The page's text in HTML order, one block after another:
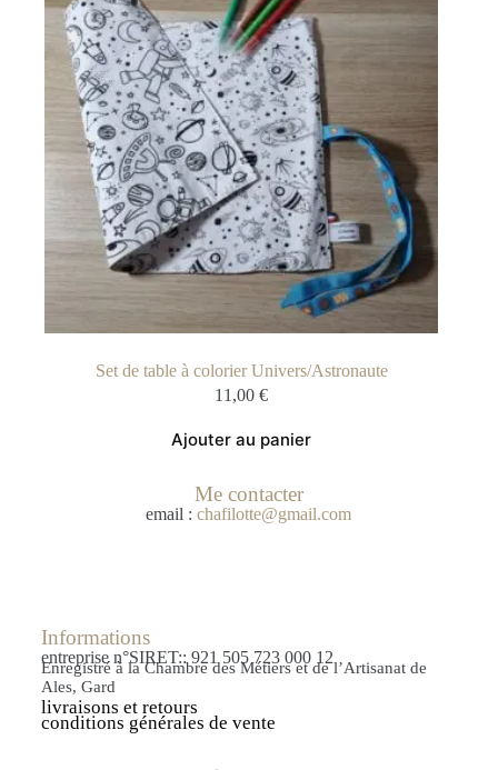
Set de table à colorier Univers/Astronaute
11,00€
Ajouter au panier
Me contacter
email :chafilotte@gmail.com
Informations
entreprise n°SIRET:: 921 505 723 000 12
Enregistré à la Chambre des Métiers et de l’Artisanat de
Ales, Gard
livraisons et retours
conditions générales de vente